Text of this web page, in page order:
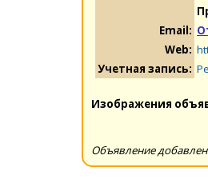
Email:
Web:
Учетная запись:
Изображения
Объявление